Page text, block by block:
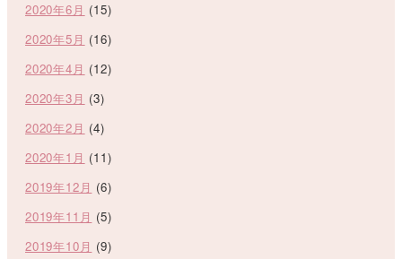
2020年6月 (15)
2020年5月 (16)
2020年4月 (12)
2020年3月 (3)
2020年2月 (4)
2020年1月 (11)
2019年12月 (6)
2019年11月 (5)
2019年10月 (9)